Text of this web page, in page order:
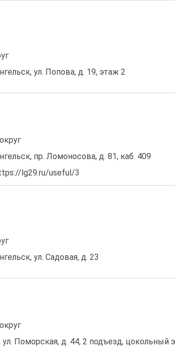
ул. Попова, д. 19, этаж 2
пр. Ломоносова, д. 81, каб. 409
lg29.ru/useful/3
ул. Садовая, д. 23
ул. Поморская, д. 44, 2 подъезд, цокольный